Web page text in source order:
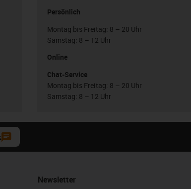
Persönlich
Montag bis Freitag: 8 – 20 Uhr
Samstag: 8 – 12 Uhr
Online
Chat-Service
Montag bis Freitag: 8 – 20 Uhr
Samstag: 8 – 12 Uhr
Newsletter